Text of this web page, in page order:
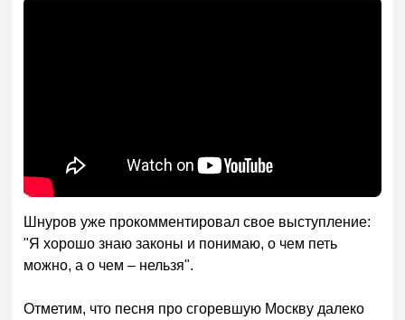
Шнуров уже прокомментировал свое выступление:
"Я хорошо знаю законы и понимаю, о чем петь
можно, а о чем – нельзя".
Отметим, что песня про сгоревшую Москву далеко